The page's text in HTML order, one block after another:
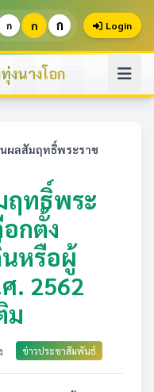
ก ก ก Login
งนางโอก
ผลสัมฤทธิ์พระราช
ฤทธิ์พระ
กตั้ง
หรือผู้
. 2562
ม
ข่าวประชาสัมพันธ์